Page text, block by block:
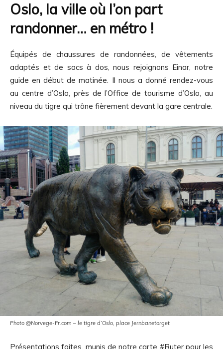
Oslo, la ville où l’on part
randonner… en métro !
Équipés de chaussures de randonnées, de vêtements
adaptés et de sacs à dos, nous rejoignons Einar, notre
guide en début de matinée. Il nous a donné rendez-vous
au centre d’Oslo, près de l’Office de tourisme d’Oslo, au
niveau du tigre qui trône fièrement devant la gare centrale.
Photo @Norvege-Fr.com – le tigre d’Oslo, place Jernbanetorget
Présentations faites, munis de notre carte #Ruter pour les